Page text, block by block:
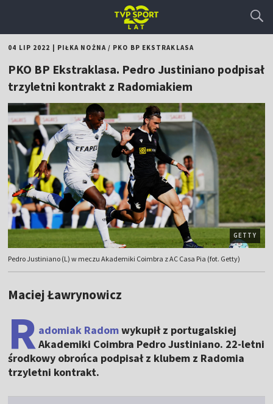
04 LIP 2022 PIŁKA NOŻNA/ PKO BP EKSTRAKLASA
PKO BP Ekstraklasa. Pedro Justiniano podpisał
trzyletni kontrakt z Radomiakiem
GETTY
Pedro Justiniano (L) w meczu Akademiki Coimbra z AC Casa Pia (fot. Getty)
Maciej Ławrynowicz
R adomiak Radomwykupił z portugalskiej
Akademiki Coimbra Pedro Justiniano. 22-letni
środkowy obrońca podpisał z klubem z Radomia
trzyletni kontrakt.